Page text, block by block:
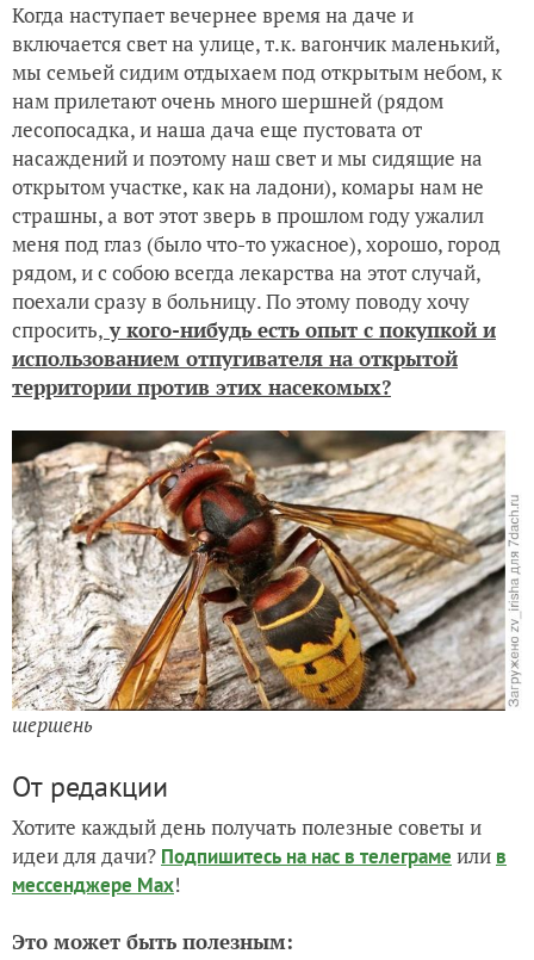
Когда наступает вечернее время на даче и
включается свет на улице, т.к. вагончик маленький,
мы семьей сидим отдыхаем под открытым небом, к
нам прилетают очень много шершней (рядом
лесопосадка, и наша дача еще пустовата от
насаждений и поэтому наш свет и мы сидящие на
открытом участке, как на ладони), комары нам не
страшны, а вот этот зверь в прошлом году ужалил
меня под глаз (было что-то ужасное), хорошо, город
рядом, и с собою всегда лекарства на этот случай,
поехали сразу в больницу. По этому поводу хочу
спросить, у кого-нибудь есть опыт с покупкой и
использованием отпугивателя на открытой
территории против этих насекомых?
шершень
От редакции
Хотите каждый день получать полезные советы и
идеи для дачи? Подпишитесь на нас в телеграме или в
мессенджере Max!
Это может быть полезным: